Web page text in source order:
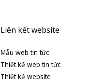
Liên kết website
Mẫu web tin tức
Thiết kế web tin tức
Thiết kế website